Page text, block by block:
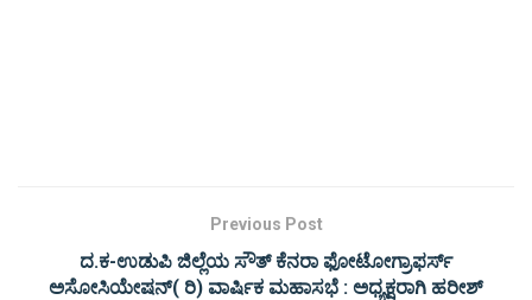
Previous Post
ದ.ಕ-ಉಡುಪಿ ಜಿಲ್ಲೆಯ ಸೌತ್ ಕೆನರಾ ಫೋಟೋಗ್ರಾಫರ್ಸ್
ಅಸೋಸಿಯೇಷನ್( ರಿ) ವಾರ್ಷಿಕ ಮಹಾಸಭೆ : ಅಧ್ಯಕ್ಷರಾಗಿ ಹರೀಶ್